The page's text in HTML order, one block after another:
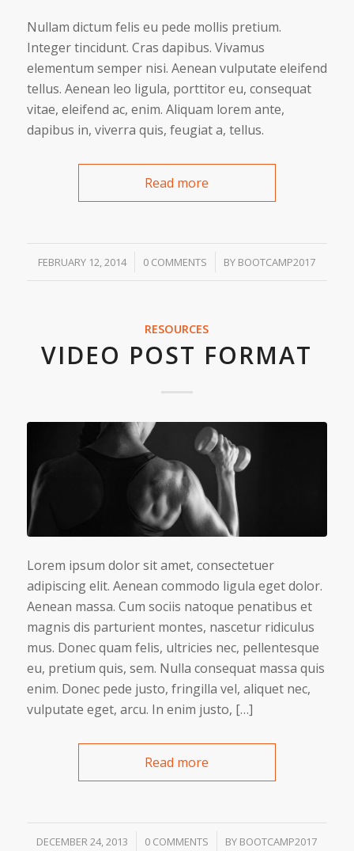
Nullam dictum felis eu pede mollis pretium.
Integer tincidunt. Cras dapibus. Vivamus
elementum semper nisi. Aenean vulputate eleifend
tellus. Aenean leo ligula, porttitor eu, consequat
vitae, eleifend ac, enim. Aliquam lorem ante,
dapibus in, viverra quis, feugiat a, tellus.
Read more
FEBRUARY 12, 2014
/ 0 COMMENTS
/ BY BOOTCAMP2017
RESOURCES
VIDEO POST FORMAT
Lorem ipsum dolor sit amet, consectetuer
adipiscing elit. Aenean commodo ligula eget dolor.
Aenean massa. Cum sociis natoque penatibus et
magnis dis parturient montes, nascetur ridiculus
mus. Donec quam felis, ultricies nec, pellentesque
eu, pretium quis, sem. Nulla consequat massa quis
enim. Donec pede justo, fringilla vel, aliquet nec,
vulputate eget, arcu. In enim justo, […]
Read more
DECEMBER 24, 2013
/ 0 COMMENTS
/ BY BOOTCAMP2017